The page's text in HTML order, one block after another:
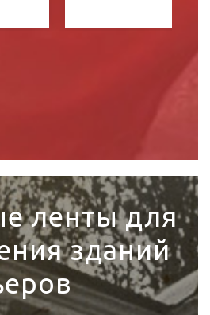
ленты для
зданий